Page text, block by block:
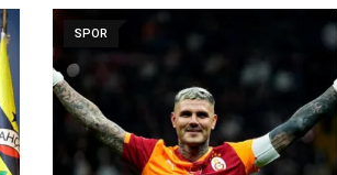
SPOR